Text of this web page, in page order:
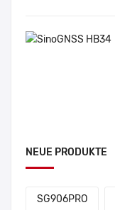
NEUE PRODUKTE
SG906PRO